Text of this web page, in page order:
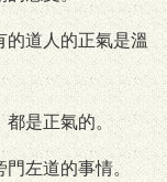
的道人的正氣是溫
都是正氣的。
門左道的事情。